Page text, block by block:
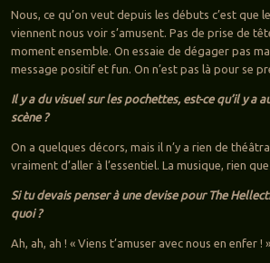
Nous, ce qu’on veut depuis les débuts c’est que
viennent nous voir s’amusent. Pas de prise de
moment ensemble. On essaie de dégager pas
message positif et fun. On n’est pas là pour se
Il y a du visuel sur les pochettes, est-ce qu’il y a
scène ?
On a quelques décors, mais il n’y a rien de
vraiment d’aller à l’essentiel. La musique, rien
Si tu devais penser à une devise pour The
quoi ?
Ah, ah, ah ! « Viens t’amuser avec nous en enfer !